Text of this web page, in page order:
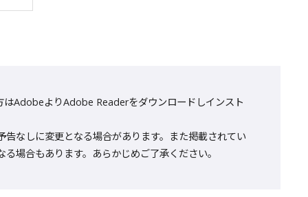
AdobeよりAdobe Readerをダウンロードしインスト
なしに変更となる場合があります。また掲載されてい
場合もあります。あらかじめご了承ください。